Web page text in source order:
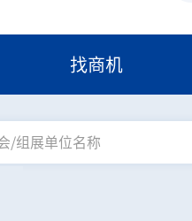
找商机